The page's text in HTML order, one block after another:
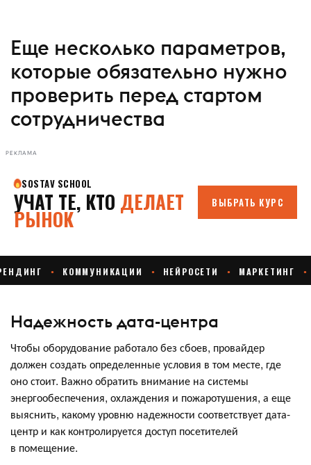
Еще несколько параметров,
которые обязательно нужно
проверить перед стартом
сотрудничества
РЕКЛАМА
Надежность дата-центра
Чтобы оборудование работало без сбоев, провайдер
должен создать определенные условия в том месте, где
оно стоит. Важно обратить внимание на системы
энергообеспечения, охлаждения и пожаротушения, а еще
выяснить, какому уровню надежности соответствует дата-
центр и как контролируется доступ посетителей
в помещение.